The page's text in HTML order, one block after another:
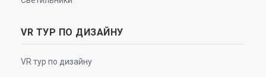
VR ТУР ПО ДИЗАЙНУ
VR тур по дизайну